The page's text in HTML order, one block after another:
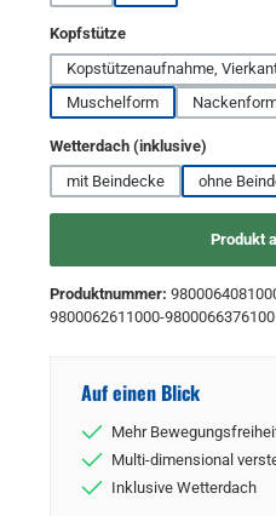
Kopfstützeauswählen
Kopstützenaufnahme,
Muschelform
Wetterdach (inklusive)
mit Beindecke
ohne
Produkt
Produktnummer:
9800062611000-9800066376100
Auf einen Blick
Mehr
Multi-dimensional
Inklusive Wetterdach